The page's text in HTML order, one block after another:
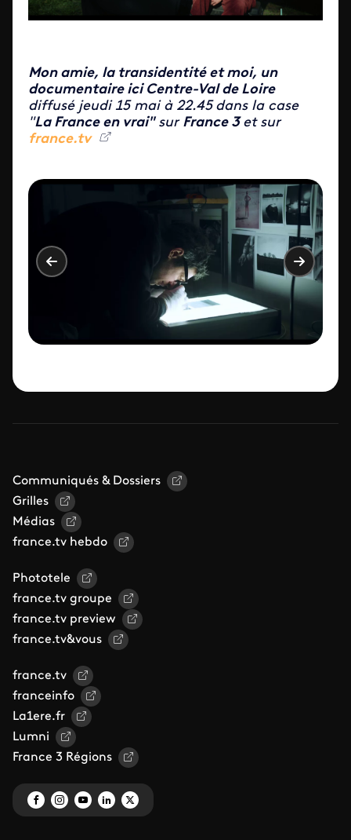
Mon amie, la transidentité et moi, un
documentaireici Centre-Val de Loire
diffusé jeudi 15 mai à 22.45 dans la case
"La France en vrai"sur France 3et sur
france.tv
Communiqués & Dossiers
Grilles
Médias
france.tv hebdo
Phototele
france.tv groupe
france.tv preview
france.tv&vous
france.tv
franceinfo
La1ere.fr
Lumni
France 3 Régions